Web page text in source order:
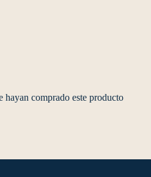
hayan comprado este producto